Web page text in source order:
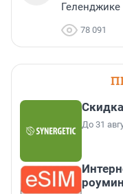
78 091
До 31